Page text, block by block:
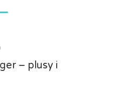
– plusy i